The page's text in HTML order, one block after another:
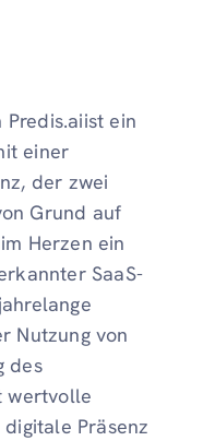
ein
einer
der zwei
Grund auf
Herzen ein
SaaS-
Nutzung von
des
wertvolle
Präsenz